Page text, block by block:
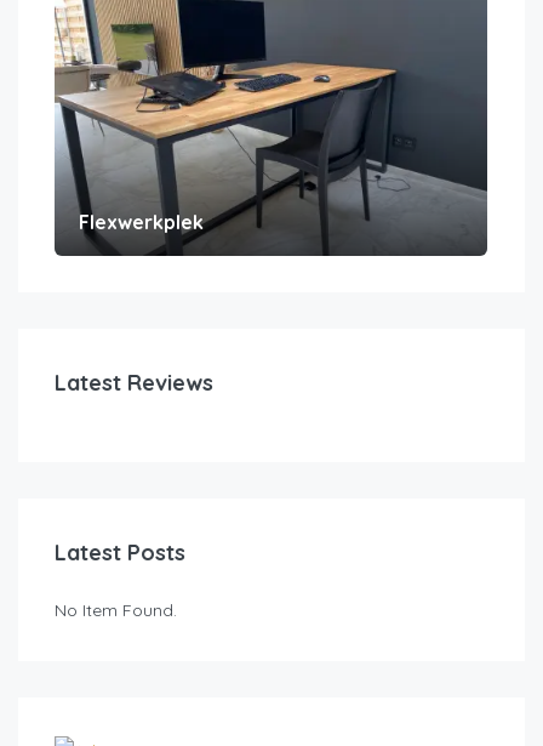
Flexwerkplek
Latest Reviews
Latest Posts
No Item Found.